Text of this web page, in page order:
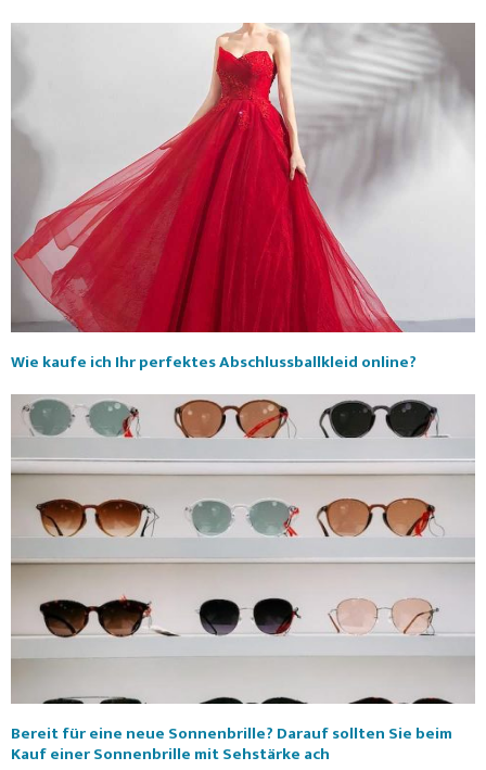
Wie kaufe ich Ihr perfektes Abschlussballkleid online?
Bereit für eine neue Sonnenbrille? Darauf sollten Sie beim
Kauf einer Sonnenbrille mit Sehstärke ach